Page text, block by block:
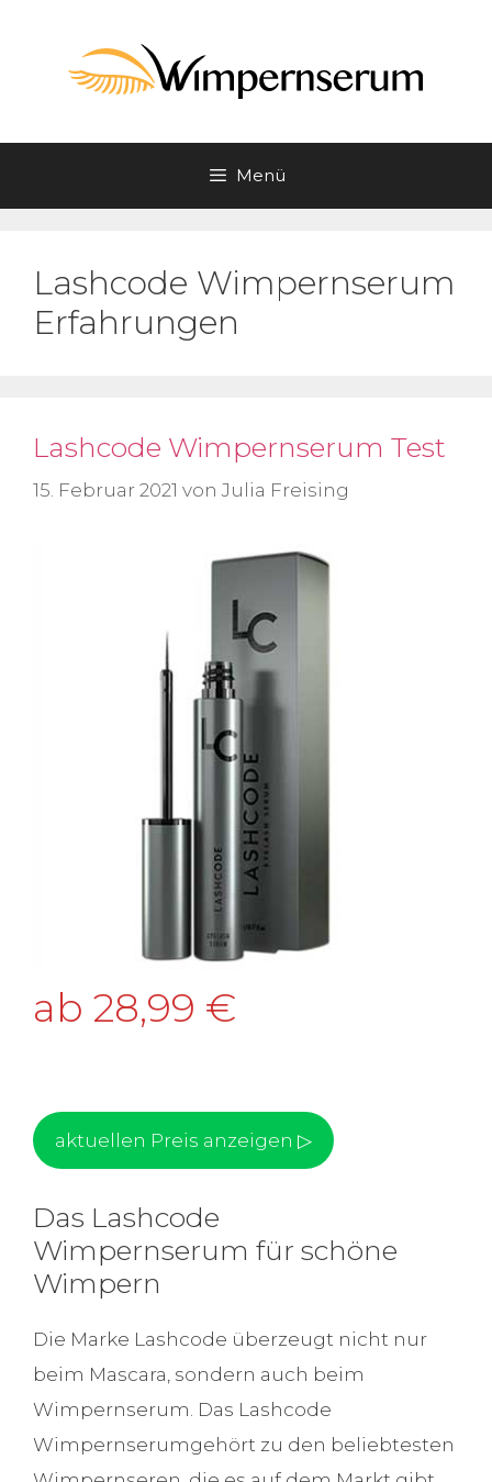
springen
Menü
Lashcode Wimpernserum
Erfahrungen
Lashcode Wimpernserum Test
15. Februar 2021 vonJulia Freising
ab 28,99 €
aktuellen Preis anzeigen ▷
Das Lashcode
Wimpernserum für schöne
Wimpern
Die Marke Lashcode überzeugt nicht nur
beim Mascara, sondern auch beim
Wimpernserum. Das Lashcode
Wimpernserumgehört zu den beliebtesten